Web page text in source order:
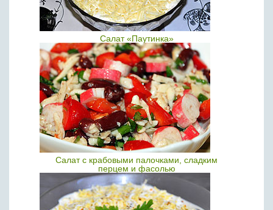
Салат «Паутинка»
Салат с крабовыми палочками, сладким
перцем и фасолью